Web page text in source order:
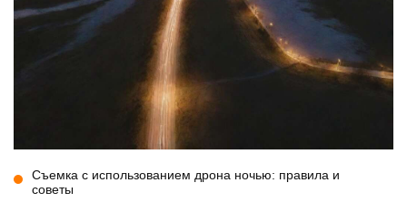
Съемка с использованием дрона ночью: правила и
советы